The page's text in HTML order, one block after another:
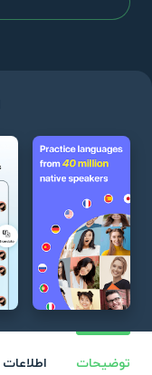
توضیحات اطلاعات